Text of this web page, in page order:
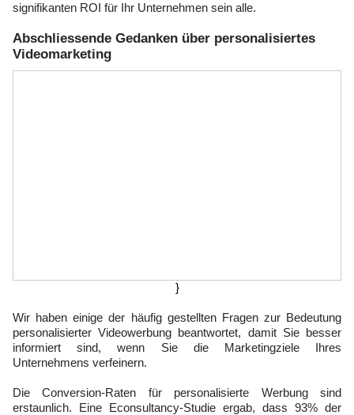
signifikanten ROI für Ihr Unternehmen sein alle.
Abschliessende Gedanken über personalisiertes
Videomarketing
}
Wir haben einige der häufig gestellten Fragen zur Bedeutung
personalisierter Videowerbung beantwortet, damit Sie besser
informiert sind, wenn Sie die Marketingziele Ihres
Unternehmens verfeinern.
Die Conversion-Raten für personalisierte Werbung sind
erstaunlich. Eine Econsultancy-Studie ergab, dass 93% der